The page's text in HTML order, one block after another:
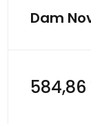
Dam
584,86